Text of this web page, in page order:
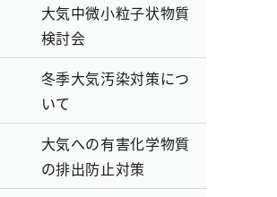
大気中微小粒子状物質
検討会
冬季大気汚染対策につ
いて
大気への有害化学物質
の排出防止対策